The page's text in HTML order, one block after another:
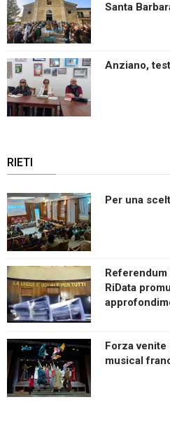
Santa
Anziano,
RIETI
Per una
Referendum
RiData
Forza venite
musical